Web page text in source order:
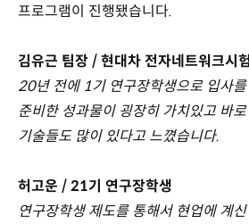
프로그램이 진행됐습니다.
김유근 팀장 / 현대차 전자네트워크시
20년 전에 1기 연구장학생으로 입사
준비한 성과물이 굉장히 가치있고 바
기술들도 많이 있다고 느꼈습니다.
허고운 / 21기 연구장학생
연구장학생 제도를 통해서 현업에 계